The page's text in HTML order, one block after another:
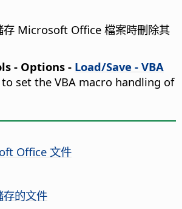
存 Microsoft Office 檔案時刪除其
- Options - Load/Save - VBA
to set the VBA macro handling of
Office 文件
存的文件